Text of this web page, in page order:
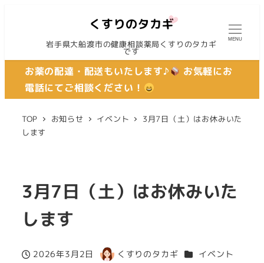
岩手県大船渡市の健康相談薬局くすりのタカギ
です
MENU
お薬の配達・配送もいたします♪
お気軽にお
電話にてご相談ください！
TOP お知らせ イベント
3月7日（土）はお休みいた
します
3月7日（土）はお休みいた
します
投稿日
2026年3月2日
著
くすりのタカギ カテゴリー
イベント